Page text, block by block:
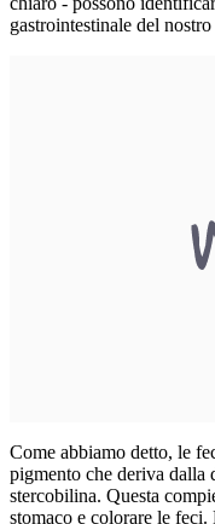
gastrointestinale del
Come abbiamo detto, le
pigmento che deriva dalla
stercobilina. Questa
stomaco e colorare le